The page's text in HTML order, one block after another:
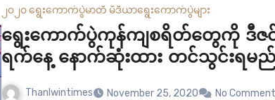
၂၀၂၀ ရွေးကောက်ပွဲမာတီ မီဒီယာရွေးကောက်ပွဲများ
ရွေးကောက်ပွဲကုန်ကျစရိတ်တွေကို ဒီဇ
ရက်နေ့ နောက်ဆုံးထား တင်သွင်းရမ
Thanlwintimes November 25, 2020 No